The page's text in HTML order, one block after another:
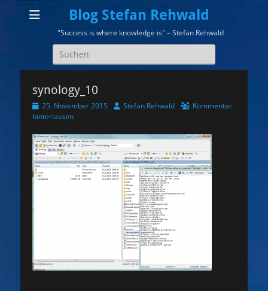
Blog Stefan Rehwald
"Success is where knowledge is" – Stefan Rehwald
Suchen
nach:
synology_10
Veröffentlicht
am
25. November 2015 AutorStefan Rehwald
Kommentar
hinterlassen